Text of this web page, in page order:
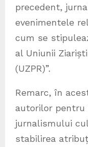
precedent,
evenimentele
cum se
al Uniunii
(UZPR)”.
Remarc, în
autorilor pentru
jurnalismului
stabilirea